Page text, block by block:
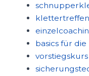
klettertreffen
basics für die